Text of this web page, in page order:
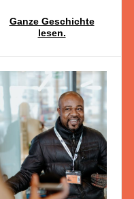
Ganze Geschichte
lesen.